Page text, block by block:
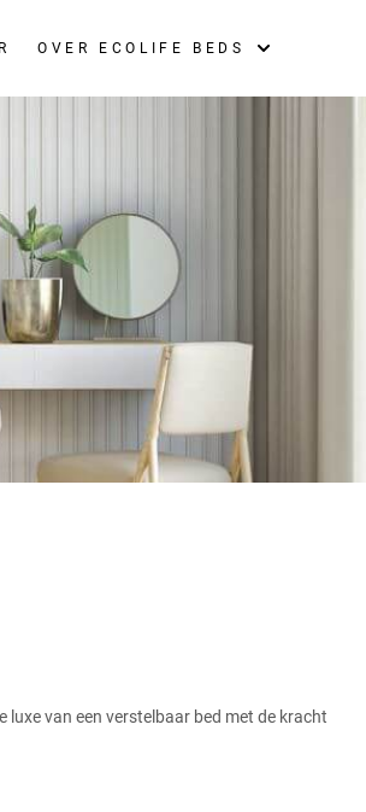
OVER ECOLIFE BEDS
van een verstelbaar bed met de kracht